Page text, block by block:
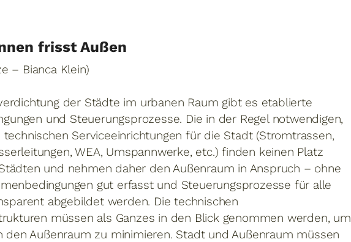
frisst Außen
– Bianca Klein)
der Städte im urbanen Raum gibt es etablierte
und Steuerungsprozesse. Die in der Regel notwendigen,
technischen Serviceeinrichtungen für die Stadt (Stromtrassen,
WEA, Umspannwerke, etc.) finden keinen Platz
und nehmen daher den Außenraum in Anspruch – ohne
gut erfasst und Steuerungsprozesse für alle
abgebildet werden. Die technischen
müssen als Ganzes in den Blick genommen werden, um
den Außenraum zu minimieren. Stadt und Außenraum müssen